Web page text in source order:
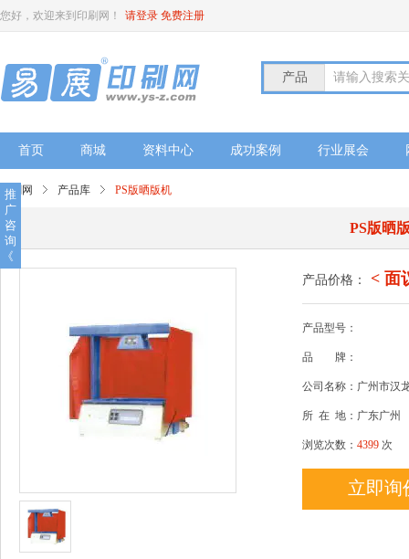
您好，欢迎来到印刷网！ 请登录 免费注册
产品 请输入搜索
首页 商城 资料中心 成功案例 行业展会
印刷网 产品库 PS版晒版机
PS版晒
产品价格： < 面
产品型号：
品 牌：
公司名称：广州市汉
所 在 地：广东广州
浏览次数： 4399 次
立即询
推
广
咨
询
《